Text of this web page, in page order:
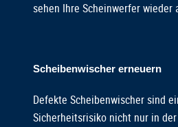
sehen Ihre Scheinwerfer wieder
Scheibenwischer erneuern
Defekte Scheibenwischer sind
Sicherheitsrisiko nicht nur in